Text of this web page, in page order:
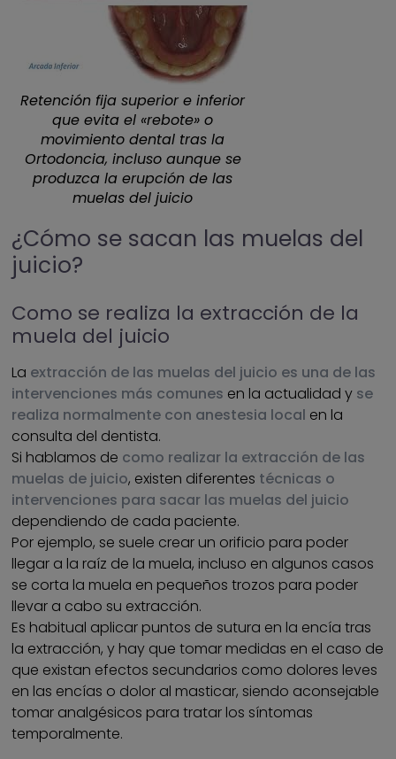
Retención fija superior e inferior
que evita el «rebote» o
movimiento dental tras la
Ortodoncia, incluso aunque se
produzca la erupción de las
muelas del juicio
¿Cómo se sacan las muelas del
juicio?
Como se realiza la extracción de la
muela del juicio
La extracción de las muelas del juicio es una de las
intervenciones más comunes en la actualidad y se
realiza normalmente con anestesia local en la
consulta del dentista.
Si hablamos de como realizar la extracción de las
muelas de juicio, existen diferentes técnicas o
intervenciones para sacar las muelas del juicio
dependiendo de cada paciente.
Por ejemplo, se suele crear un orificio para poder
llegar a la raíz de la muela, incluso en algunos casos
se corta la muela en pequeños trozos para poder
llevar a cabo su extracción.
Es habitual aplicar puntos de sutura en la encía tras
la extracción, y hay que tomar medidas en el caso de
que existan efectos secundarios como dolores leves
en las encías o dolor al masticar, siendo aconsejable
tomar analgésicos para tratar los síntomas
temporalmente.